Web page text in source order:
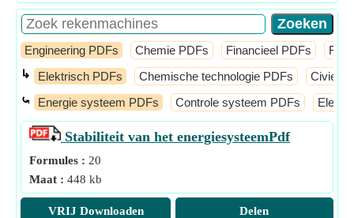
Engineering PDFs Chemie PDFs Financieel PDFs
↳ Elektrisch PDFs Chemische technologie PDFs Civiel
⤿ Energie systeem PDFs Controle systeem PDFs
Stabiliteit van het energiesysteemPdf
Formules : 20
Maat : 448 kb
VRIJ Downloaden Delen